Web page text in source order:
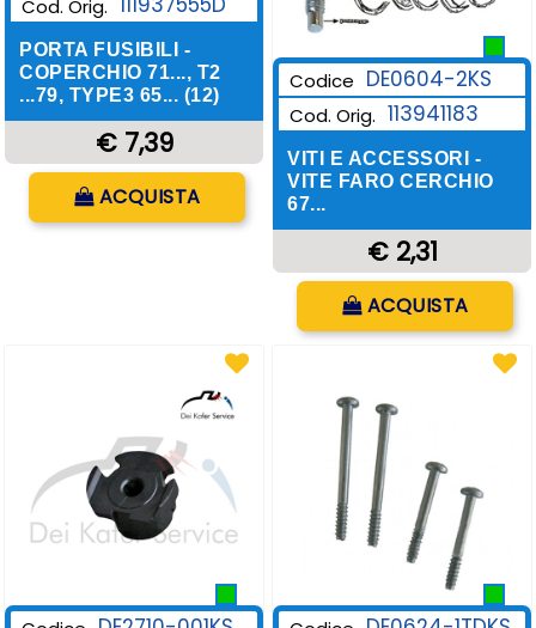
Cod. Orig.
PORTA FUSIBILI -
COPERCHIO 71..., T2
...79, TYPE3 65... (12)
€ 7,39
ACQUISTA
Codice DE0604-2KS
Cod. Orig. 113941183
VITI E ACCESSORI -
VITE FARO CERCHIO
67...
€ 2,31
Quantità
ACQUISTA